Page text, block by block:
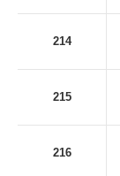
214
215
216